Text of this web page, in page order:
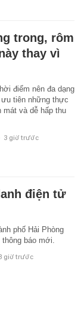
trong, rôm
thay vì
điểm nên đa dạng
ưu tiên những thực
mát và dễ hấp thu
3 giờ trước
điện tử
phố Hải Phòng
báo mới.
giờ trước